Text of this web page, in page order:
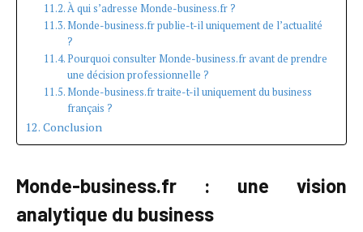
À qui s’adresse Monde-business.fr ?
Monde-business.fr publie-t-il uniquement de l’actualité
?
Pourquoi consulter Monde-business.fr avant de prendre
une décision professionnelle ?
Monde-business.fr traite-t-il uniquement du business
français ?
Conclusion
Monde-business.fr : une vision
analytique du business